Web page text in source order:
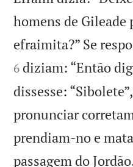
homens de Gileade
efraimita?” Se
6 diziam: “Então
dissesse:
pronunciar
prendiam-no e
passagem do